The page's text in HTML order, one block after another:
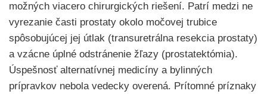
možných viacero chirurgických riešení. Patrí medzi ne
vyrezanie časti prostaty okolo močovej trubice
spôsobujúcej jej útlak (transuretrálna resekcia prostaty)
a vzácne úplné odstránenie žľazy (prostatektómia).
Úspešnosť alternatívnej medicíny a bylinných
prípravkov nebola vedecky overená. Prítomné príznaky